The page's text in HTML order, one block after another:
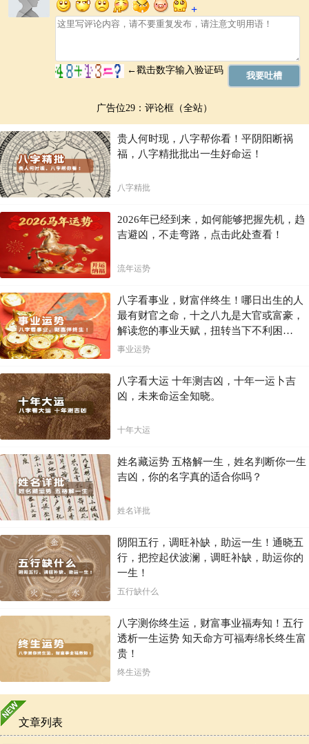
广告位29：评论框（全站）
贵人何时现，八字帮你看！平阴阳断祸
福，八字精批批出一生好命运！
八字精批
2026年已经到来，如何能够把握先机，趋
吉避凶，不走弯路，点击此处查看！
流年运势
八字看事业，财富伴终生！哪日出生的人
最有财官之命，十之八九是大官或富豪，
解读您的事业天赋，扭转当下不利困
局！！
事业运势
八字看大运 十年测吉凶，十年一运卜吉
凶，未来命运全知晓。
十年大运
姓名藏运势 五格解一生，姓名判断你一生
吉凶，你的名字真的适合你吗？
姓名详批
阴阳五行，调旺补缺，助运一生！通晓五
行，把控起伏波澜，调旺补缺，助运你的
一生！
五行缺什么
八字测你终生运，财富事业福寿知！五行
透析一生运势 知天命方可福寿绵长终生富
贵！
终生运势
文章列表